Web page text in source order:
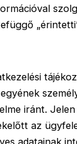
iránt.
az
adatainak